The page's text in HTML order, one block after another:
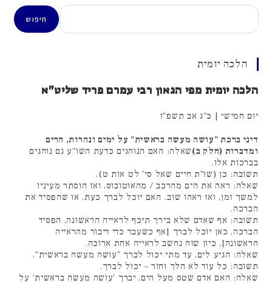
חיפוש
חיפוש
הלכה יומית
הלכה יומית מפי הגאון רבי עמרם פריד שליט"א
יום חמישי | כ"ג אב תשפ"ו
דיני ברכת "עושה מעשה בראשית" על ימים ונהרות, הרים
ומדברות (חלק ב)שאלה: האם הנוהגים כדעת השו"ע גם נוהגים
בברכות אלו.
תשובה: כן (שו"ת חיים שאל סי' לט אות ט).
שאלה: ראה את הים מהרכב / מהאוטובוס, ואז הוסתר מעיניו
למשך זמן, ואז ראהו שוב. האם יוכל לברך כעת, או שהפסיד את
הברכה.
תשובה: אף שאדם שלא בירך תיכף לראייה הראשונה, הפסיד
הברכה, כאן יוכל לברך [אף כשעבר כדי דיבור מהראייה
הראשונה], כיון שזה נחשב לראייה אחת ארוכה.
שאלה: הגיע לים, עד מתי יכול לברך "עושה מעשה בראשית".
תשובה: כל עוד לא הלך וחזר – יכול לברך.
שאלה: האם אדם שטס מעל הים, יברך 'עושה מעשה בראשית' על